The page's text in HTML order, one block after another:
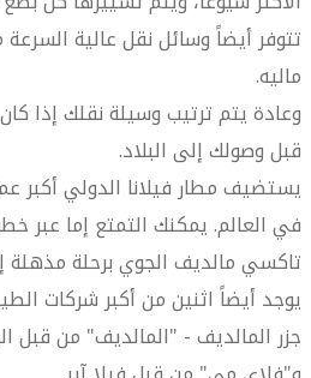
تتوفر أيضاً وسائل نقل عالية
ماليه.
وعادة يتم ترتيب وسيلة نقلك إذا
قبل وصولك إلى البلاد.
يستضيف مطار فيلانا الدولي أكبر
في العالم. يمكنك التمتع إما عبر
تاكسي مالديف الجوي برحلة مذهلة
يوجد أيضاً اثنين من أكبر شركات
جزر المالديف - "المالديف" من قبل